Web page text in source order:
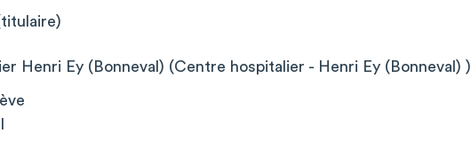
Henri Ey (Bonneval) (Centre hospitalier - Henri Ey (Bonneval) )